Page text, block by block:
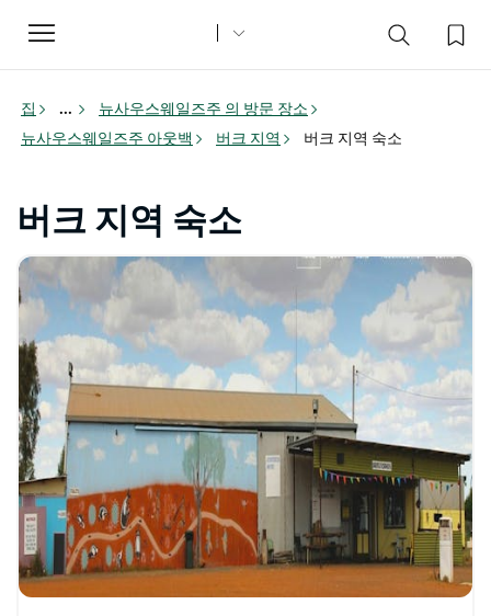
Toggle
navigation
집 ...
뉴사우스웨일즈주 의 방문 장소
뉴사우스웨일즈주 아웃백
버크 지역 버크 지역 숙소
버크 지역 숙소